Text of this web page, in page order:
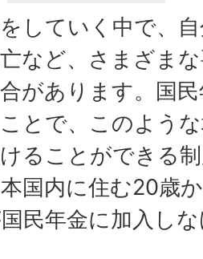
していく中で、
など、さまざま
があります。国
とで、このよう
ることができる
国内に住む20歳
民年金に加入し